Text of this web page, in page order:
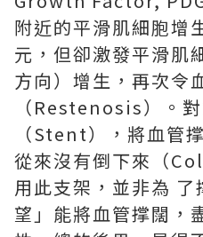
附近的平滑肌細胞增
元，但卻激發平滑肌
方向）增生，再次令
（Restenosis）。
（Stent），將血管
從來沒有倒下來（
用此支架，並非為
望」能將血管撑闊，